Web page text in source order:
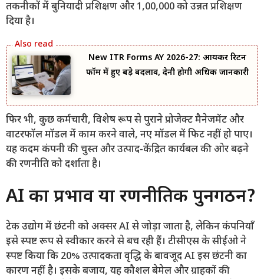
तकनीकों में बुनियादी प्रशिक्षण और 1,00,000 को उन्नत प्रशिक्षण
दिया है।
New ITR Forms AY 2026-27: आयकर रिटर्न
फॉर्म में हुए बड़े बदलाव, देनी होगी अधिक जानकारी
फिर भी, कुछ कर्मचारी, विशेष रूप से पुराने प्रोजेक्ट मैनेजमेंट और
वाटरफॉल मॉडल में काम करने वाले, नए मॉडल में फिट नहीं हो पाए।
यह कदम कंपनी की चुस्त और उत्पाद-केंद्रित कार्यबल की ओर बढ़ने
की रणनीति को दर्शाता है।
AI का प्रभाव या रणनीतिक पुनर्गठन?
टेक उद्योग में छंटनी को अक्सर AI से जोड़ा जाता है, लेकिन कंपनियाँ
इसे स्पष्ट रूप से स्वीकार करने से बच रही हैं। टीसीएस के सीईओ ने
स्पष्ट किया कि 20% उत्पादकता वृद्धि के बावजूद AI इस छंटनी का
कारण नहीं है। इसके बजाय, यह कौशल बेमेल और ग्राहकों की